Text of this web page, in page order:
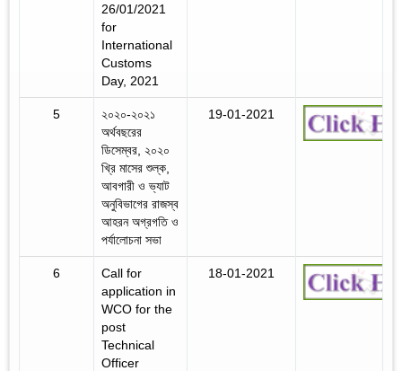
26/01/2021
for
International
Customs
Day, 2021
5
২০২০-২০২১
অর্থবছরের
ডিসেম্বর, ২০২০
খ্রি মাসের শুল্ক,
আবগারী ও ভ্যাট
অনুবিভাগের রাজস্ব
আহরন অগ্রগতি ও
পর্যালোচনা সভা
19-01-2021
6
Call for
application in
WCO for the
post
Technical
Officer
18-01-2021